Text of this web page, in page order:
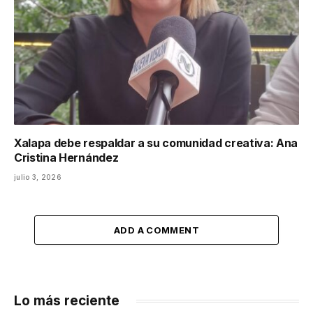
Xalapa debe respaldar a su comunidad creativa: Ana
Cristina Hernández
julio 3, 2026
ADD A COMMENT
Lo más reciente